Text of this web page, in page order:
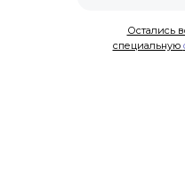
Остались
специальную